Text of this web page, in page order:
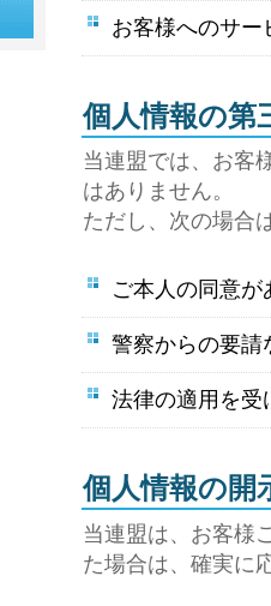
お客様へのサー
個人情報の第
当連盟では、お客
はありません。
ただし、次の場合
ご本人の同意が
警察からの要請
法律の適用を受
個人情報の開
当連盟は、お客様
た場合は、確実に